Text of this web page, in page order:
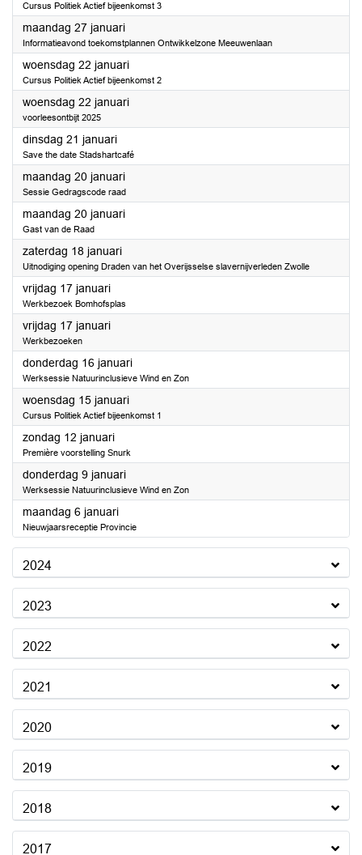
Cursus Politiek Actief bijeenkomst 3
maandag 27 januari2025
Informatieavond toekomstplannen Ontwikkelzone Meeuwenlaan
woensdag 22 januari2025
Cursus Politiek Actief bijeenkomst 2
woensdag 22 januari2025
voorleesontbijt 2025
dinsdag 21 januari2025
Save the date Stadshartcafé
maandag 20 januari2025
Sessie Gedragscode raad
maandag 20 januari2025
Gast van de Raad
zaterdag 18 januari2025
Uitnodiging opening Draden van het Overijsselse slavernijverleden Zwolle
vrijdag 17 januari2025
Werkbezoek Bomhofsplas
vrijdag 17 januari2025
Werkbezoeken
donderdag 16 januari2025
Werksessie Natuurinclusieve Wind en Zon
woensdag 15 januari2025
Cursus Politiek Actief bijeenkomst 1
zondag 12 januari2025
Première voorstelling Snurk
donderdag 9 januari2025
Werksessie Natuurinclusieve Wind en Zon
maandag 6 januari2025
Nieuwjaarsreceptie Provincie
2024
2023
2022
2021
2020
2019
2018
2017